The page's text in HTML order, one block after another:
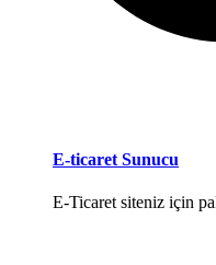
E-ticaret Sunucu
E-Ticaret siteniz için